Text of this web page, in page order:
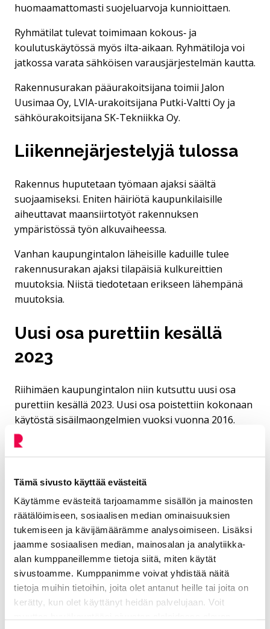
Tämä sivusto käyttää evästeitä
Käytämme evästeitä tarjoamamme sisällön ja mainosten
räätälöimiseen, sosiaalisen median ominaisuuksien
tukemiseen ja kävijämäärämme analysoimiseen. Lisäksi
jaamme sosiaalisen median, mainosalan ja analytiikka-
alan kumppaneillemme tietoja siitä, miten käytät
sivustoamme. Kumppanimme voivat yhdistää näitä
tietoja muihin tietoihin, joita olet antanut heille tai joita on
kerätty, kun olet käyttänyt heidän palvelujaan. Voit
huomaamattomasti suojeluarvoja kunnioittaen.
Ryhmätilat tulevat toimimaan kokous‑ ja
koulutuskäytössä myös ilta-aikaan. Ryhmätiloja voi
jatkossa varata sähköisen varausjärjestelmän kautta.
Rakennusurakan pääurakoitsijana toimii Jalon
Uusimaa Oy, LVIA-urakoitsijana Putki-Valtti Oy ja
sähköurakoitsijana SK-Tekniikka Oy.
Liikennejärjestelyjä tulossa
Rakennus huputetaan työmaan ajaksi säältä
suojaamiseksi. Eniten häiriötä kaupunkilaisille
aiheuttavat maansiirtotyöt rakennuksen
ympäristössä työn alkuvaiheessa.
Vanhan kaupungintalon läheisille kaduille tulee
rakennusurakan ajaksi tilapäisiä kulkureittien
muutoksia. Niistä tiedotetaan erikseen lähempänä
muutoksia.
Uusi osa purettiin kesällä
2023
Riihimäen kaupungintalon niin kutsuttu uusi osa
purettiin kesällä 2023. Uusi osa poistettiin kokonaan
käytöstä sisäilmaongelmien vuoksi vuonna 2016.
Suojeltu vanha kaupungintalo jäi ennalleen
odottamaan remonttia.
Valorinta ja se valmistui vuonna 1948.
Vanha kaupungintalo sijaitsee Riihimäen
keskustassa osoitteessa Kalevankatu 1.
Lue aiempi tiedotteemme aiheesta:
Kaupunginhallitus hyväksyi vanhan kaupungintalon
hankesuunnitelman (huhtikuu 2025)